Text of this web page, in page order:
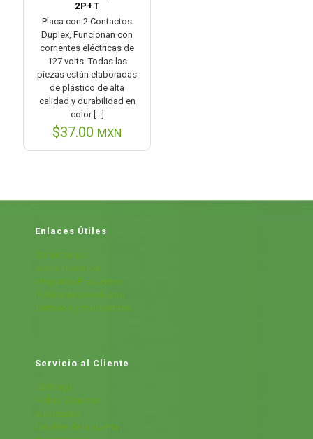
2P+T
Placa con 2 Contactos
Duplex, Funcionan con
corrientes eléctricas de
127 volts. Todas las
piezas están elaboradas
de plástico de alta
calidad y durabilidad en
color[…]
$37.00 MXN
Enlaces Útiles
Contáctanos
Sobre Nosotros
Preguntas Frecuentes
Política de Devolución
Términos y condiciones
Servicio al Cliente
Cátalogo
Fichas Técnicas
Sucursales
Detalles de la cuenta